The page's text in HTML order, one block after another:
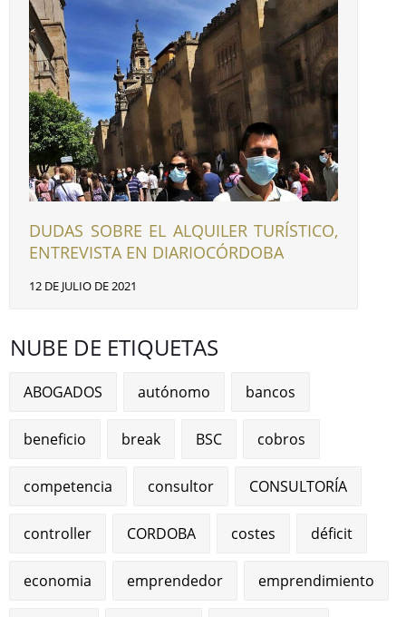
DUDAS SOBRE EL ALQUILER TURÍSTICO,
ENTREVISTA EN DIARIOCÓRDOBA
12 DE JULIO DE 2021
NUBE DE ETIQUETAS
ABOGADOS autónomo bancos
beneficio break BSC cobros
competencia consultor CONSULTORÍA
controller CORDOBA costes déficit
economia emprendedor emprendimiento